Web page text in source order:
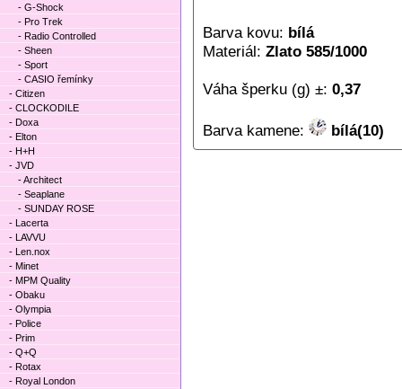
Barva kovu: bílá
Materiál: Zlato 585/1000
Váha šperku (g) ±: 0,37
Barva kamene: bílá(10)
- G-Shock
- Pro Trek
- Radio Controlled
- Sheen
- Sport
- CASIO řemínky
- Citizen
- CLOCKODILE
- Doxa
- Elton
- H+H
- JVD
- Architect
- Seaplane
- SUNDAY ROSE
- Lacerta
- LAVVU
- Len.nox
- Minet
- MPM Quality
- Obaku
- Olympia
- Police
- Prim
- Q+Q
- Rotax
- Royal London